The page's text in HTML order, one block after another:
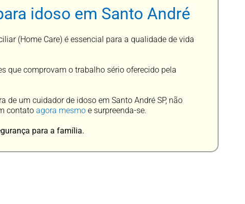
idoso em Santo André
(Home Care) é essencial para a qualidade de vida
que comprovam o trabalho sério oferecido pela
de um cuidador de idoso em Santo André SP, não
contato agora mesmo e surpreenda-se.
para a família.